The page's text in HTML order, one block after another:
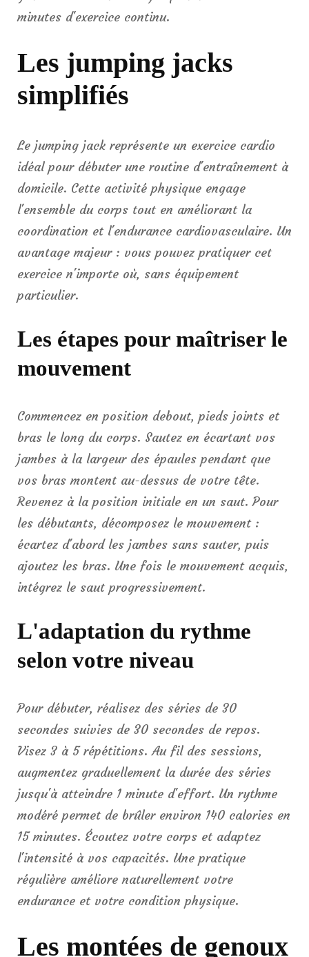
minutes d'exercice continu.
Les jumping jacks
simplifiés
Le jumping jack représente un exercice cardio
idéal pour débuter une routine d'entraînement à
domicile. Cette activité physique engage
l'ensemble du corps tout en améliorant la
coordination et l'endurance cardiovasculaire. Un
avantage majeur : vous pouvez pratiquer cet
exercice n'importe où, sans équipement
particulier.
Les étapes pour maîtriser le
mouvement
Commencez en position debout, pieds joints et
bras le long du corps. Sautez en écartant vos
jambes à la largeur des épaules pendant que
vos bras montent au-dessus de votre tête.
Revenez à la position initiale en un saut. Pour
les débutants, décomposez le mouvement :
écartez d'abord les jambes sans sauter, puis
ajoutez les bras. Une fois le mouvement acquis,
intégrez le saut progressivement.
L'adaptation du rythme
selon votre niveau
Pour débuter, réalisez des séries de 30
secondes suivies de 30 secondes de repos.
Visez 3 à 5 répétitions. Au fil des sessions,
augmentez graduellement la durée des séries
jusqu'à atteindre 1 minute d'effort. Un rythme
modéré permet de brûler environ 140 calories en
15 minutes. Écoutez votre corps et adaptez
l'intensité à vos capacités. Une pratique
régulière améliore naturellement votre
endurance et votre condition physique.
Les montées de genoux